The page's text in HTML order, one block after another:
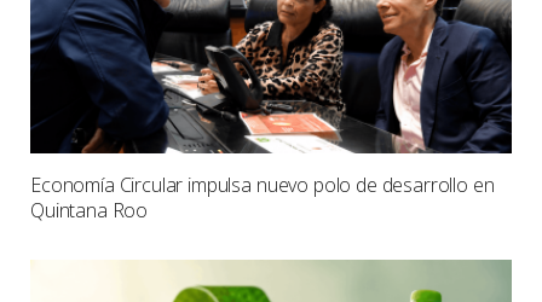
Economía Circular impulsa nuevo polo de desarrollo en
Quintana Roo